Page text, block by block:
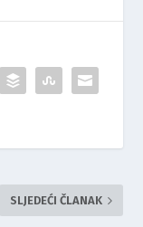
SLJEDEĆI ČLANAK